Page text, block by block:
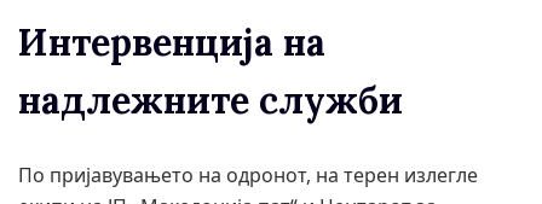
Интервенција на
надлежните служби
По пријавувањето на одронот, на терен излегле